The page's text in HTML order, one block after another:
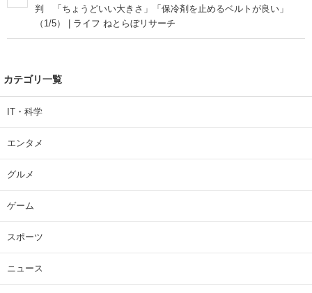
判 「ちょうどいい大きさ」「保冷剤を止めるベルトが良い」
（1/5） | ライフ ねとらぼリサーチ
カテゴリ一覧
IT・科学
エンタメ
グルメ
ゲーム
スポーツ
ニュース